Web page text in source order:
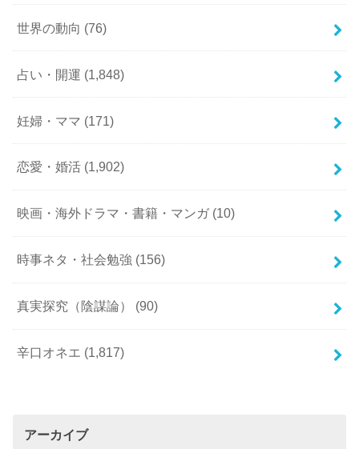
世界の動向 (76)
占い・開運 (1,848)
妊婦・ママ (171)
恋愛・婚活 (1,902)
映画・海外ドラマ・書籍・マンガ (10)
時事ネタ・社会勉強 (156)
真実探究（陰謀論） (90)
辛口オネエ (1,817)
アーカイブ